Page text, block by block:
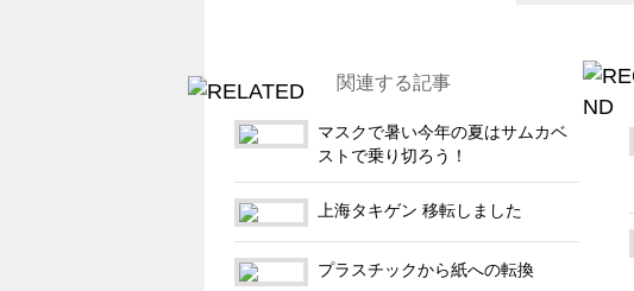
関連する記事
マスクで暑い今年の夏はサムカベ
ストで乗り切ろう！
上海タキゲン 移転しました
プラスチックから紙への転換